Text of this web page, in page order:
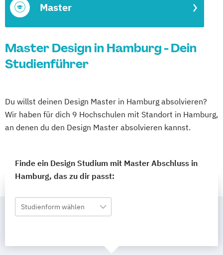
Master
Master Design in Hamburg - Dein
Studienführer
Du willst deinen Design Master in Hamburg absolvieren?
Wir haben für dich 9 Hochschulen mit Standort in Hamburg,
an denen du den Design Master absolvieren kannst.
Finde ein Design Studium mit Master Abschluss in
Hamburg, das zu dir passt:
Studienform wählen